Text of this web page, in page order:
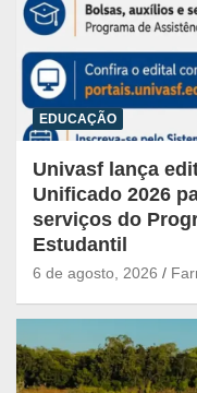
EDUCAÇÃO
Univasf lança
Unificado 2026
serviços do
Estudantil
6 de agosto, 2026